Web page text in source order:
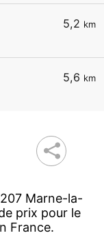
5,2 km
5,6 km
Marne-la-
prix pour le
France.